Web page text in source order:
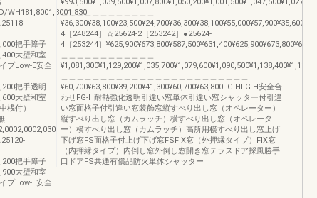
把手障子
大壁和室
プLow-E安全
把手透明
大壁和室
桟付）
把手障子
大壁和室
プLow-E安全
＿＿＿＿＿＿＿＿＿＿＿＿
4［248244］☆25624-2［253242］●25624-
4［253244］
¥60,700¥63,800¥39,200¥41,300¥60,700¥63,800FG-HFG-H安全合
わせFG-H耐熱強化透明引違い窓単体引違い窓シャッター付引違
い窓面格子付引違い窓装飾窓縦すべり出し窓（オペレーター）
縦すべり出し窓（カムラッチ）横すべり出し窓（オペレータ
ー）横すべり出し窓（カムラッチ）高所用横すべり出し窓上げ
下げ窓FS面格子付上げ下げ窓FSFIX窓（外押縁タイプ）FIX窓
（内押縁タイプ）内倒し窓外倒し窓開き窓テラスドア採風勝手
口ドアFS共通有償品防火単体シャッター